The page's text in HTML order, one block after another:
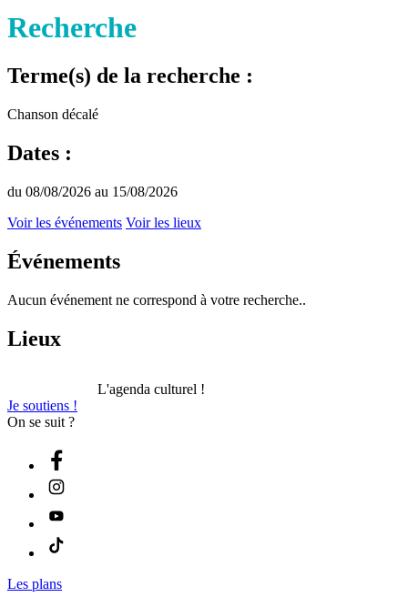
Recherche
Terme(s) de la recherche :
Chanson décalé
Dates :
du 08/08/2026 au 15/08/2026
Voir les événements Voir les lieux
Événements
Aucun événement ne correspond à votre recherche..
Lieux
L'agenda culturel !
Je soutiens !
On se suit ?
Les plans